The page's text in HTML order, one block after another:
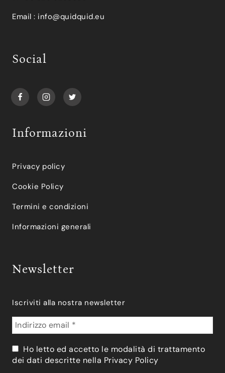
Email : info@quidquid.eu
Social
Informazioni
Privacy policy
Cookie Policy
Termini e condizioni
Informazioni generali
Newsletter
Iscriviti alla nostra newsletter
Ho letto ed accetto le modalità di trattamento
dei dati descritte nella Privacy Policy